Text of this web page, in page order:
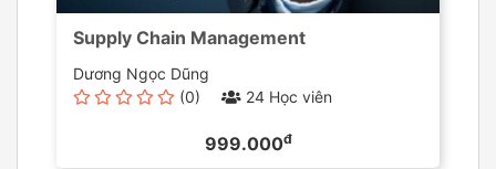
Supply Chain Management
Dương Ngọc Dũng
(0)
24 Học viên
999.000đ